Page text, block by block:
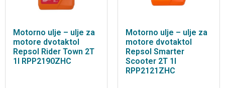
Motorno ulje – ulje za
motore dvotaktol
Repsol Rider Town 2T
1l RPP2190ZHC
Motorno ulje – ulje za
motore dvotaktol
Repsol Smarter
Scooter 2T 1l
RPP2121ZHC